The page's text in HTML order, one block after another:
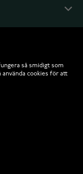
så smidigt som
använda cookies för att